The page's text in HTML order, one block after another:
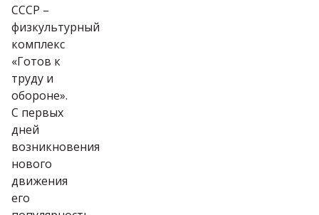
СССР –
физкультурный
комплекс
«Готов к
труду и
обороне».
С первых
дней
возникновения
нового
движения
его